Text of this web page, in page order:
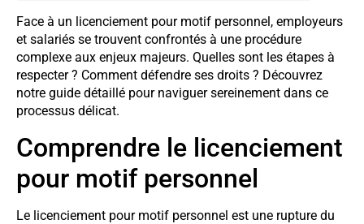
Face à un licenciement pour motif personnel, employeurs
et salariés se trouvent confrontés à une procédure
complexe aux enjeux majeurs. Quelles sont les étapes à
respecter ? Comment défendre ses droits ? Découvrez
notre guide détaillé pour naviguer sereinement dans ce
processus délicat.
Comprendre le licenciement
pour motif personnel
Le licenciement pour motif personnel est une rupture du